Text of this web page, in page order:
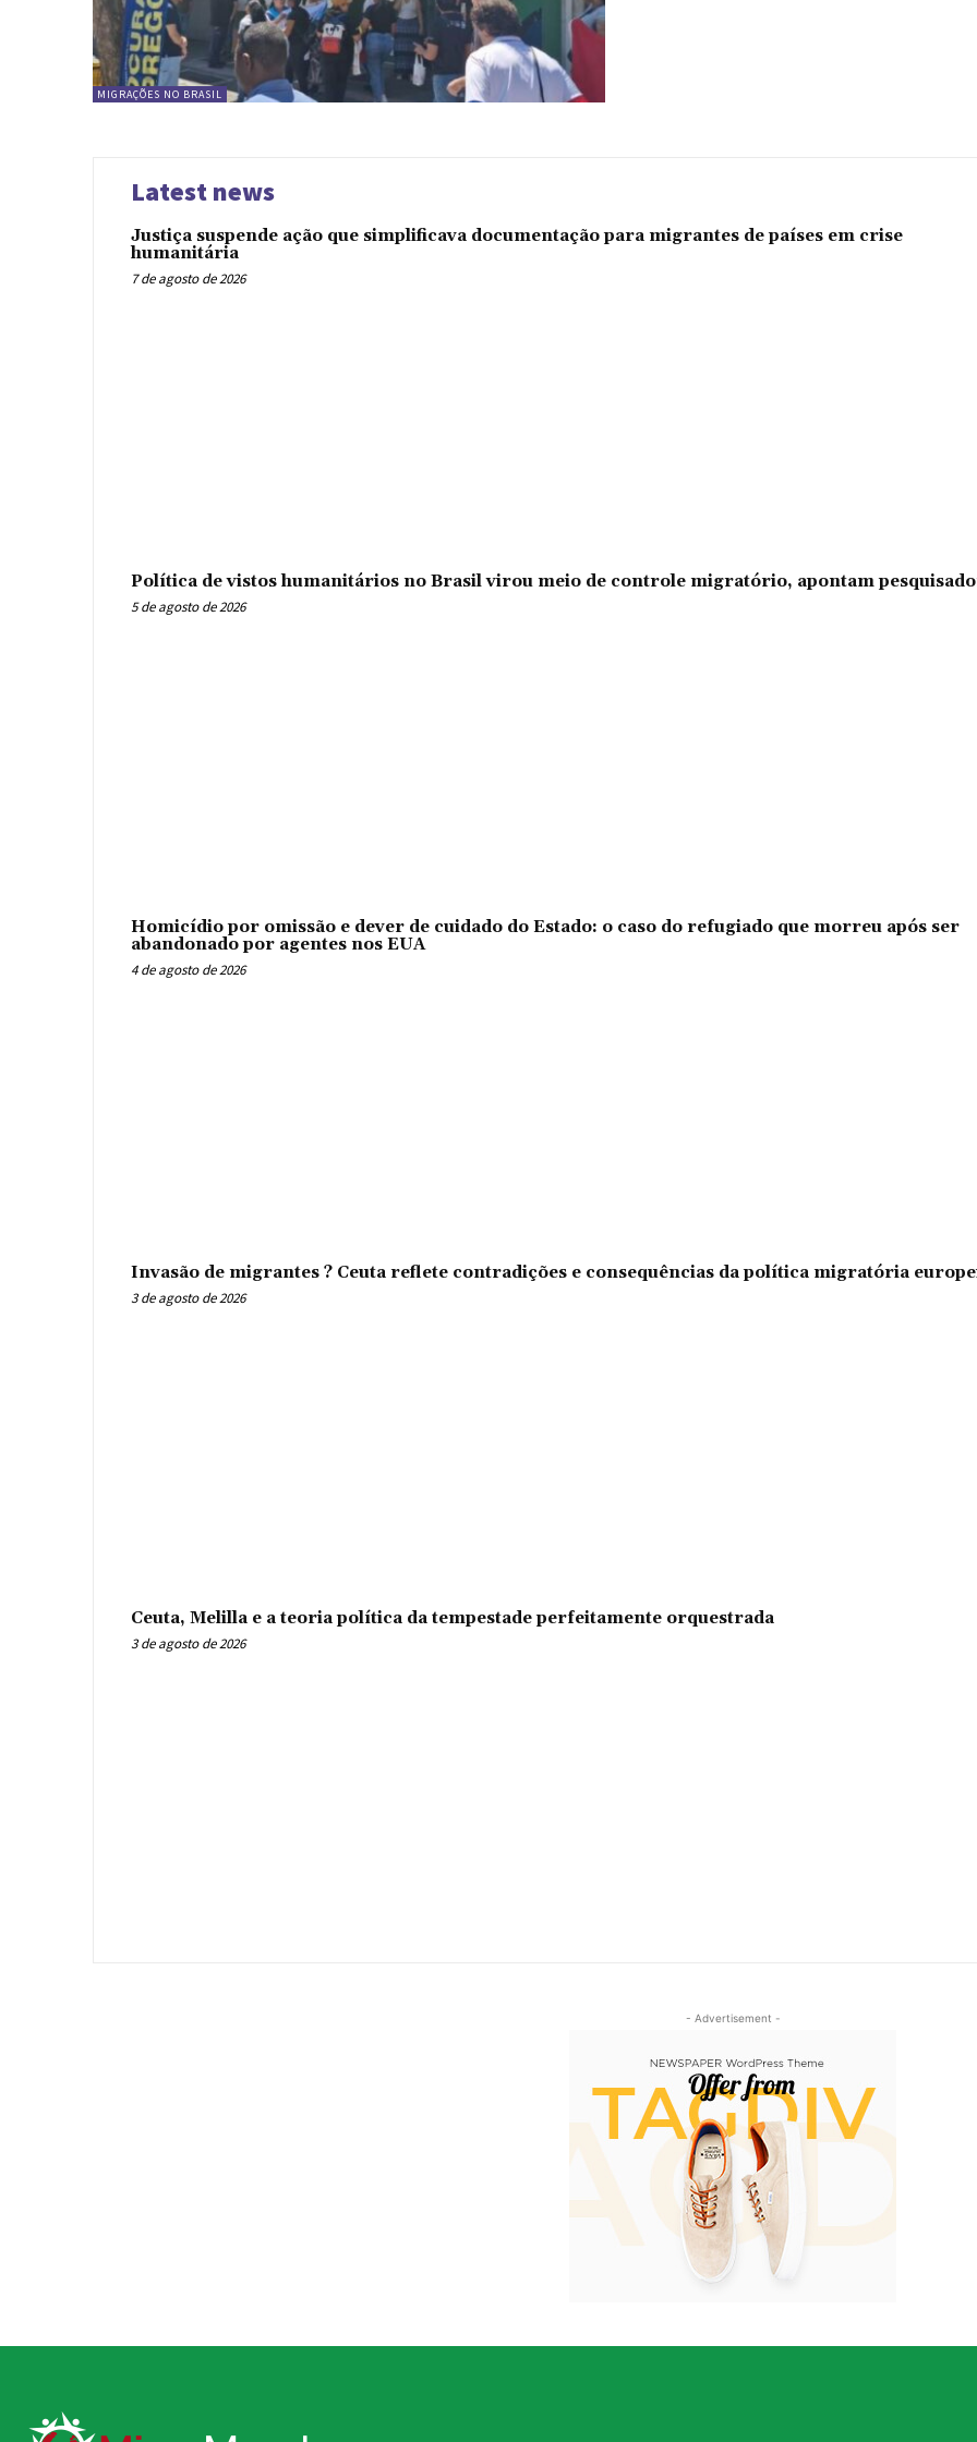
MIGRAÇÕES NO BRASIL
Latest news
Justiça suspende ação que simplificava documentação para migrantes de países em crise
humanitária
7 de agosto de 2026
Política de vistos humanitários no Brasil virou meio de controle migratório, apontam
5 de agosto de 2026
Homicídio por omissão e dever de cuidado do Estado: o caso do refugiado que morreu após ser
abandonado por agentes nos EUA
4 de agosto de 2026
Invasão de migrantes ? Ceuta reflete contradições e consequências da política migratória
3 de agosto de 2026
Ceuta, Melilla e a teoria política da tempestade perfeitamente orquestrada
3 de agosto de 2026
- Advertisement -